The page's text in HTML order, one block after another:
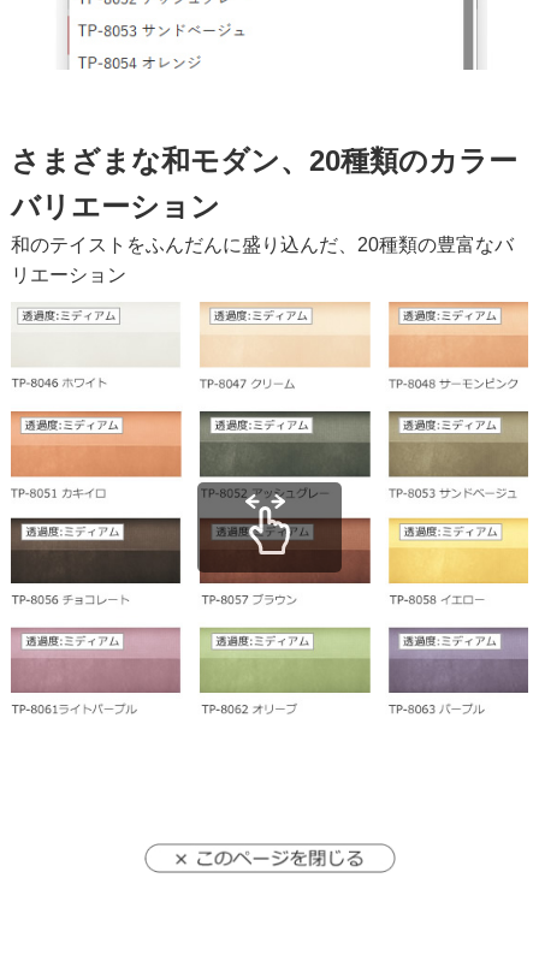
さまざまな和モダン、20種類のカラー
バリエーション
和のテイストをふんだんに盛り込んだ、20種類の豊富なバ
リエーション